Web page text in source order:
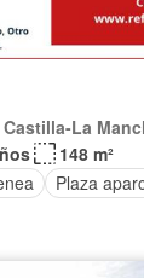
La
148 m²
Plaza